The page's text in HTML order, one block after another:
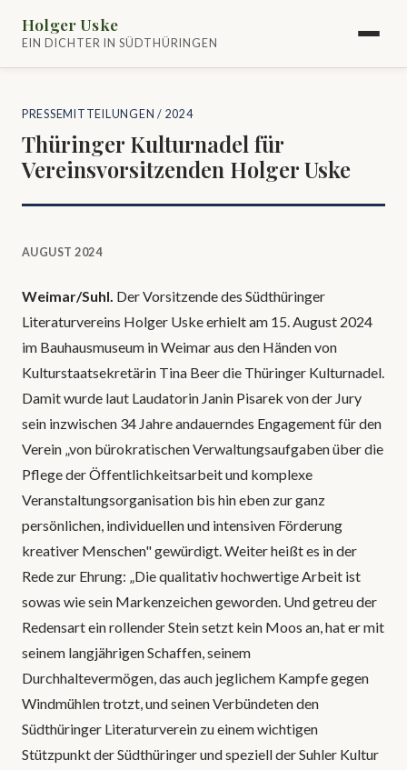
Holger Uske
EIN DICHTER IN SÜDTHÜRINGEN
PRESSEMITTEILUNGEN / 2024
Thüringer Kulturnadel für
Vereinsvorsitzenden Holger Uske
AUGUST 2024
Weimar/Suhl. Der Vorsitzende des Südthüringer
Literaturvereins Holger Uske erhielt am 15. August 2024
im Bauhausmuseum in Weimar aus den Händen von
Kulturstaatsekretärin Tina Beer die Thüringer Kulturnadel.
Damit wurde laut Laudatorin Janin Pisarek von der Jury
sein inzwischen 34 Jahre andauerndes Engagement für den
Verein „von bürokratischen Verwaltungsaufgaben über die
Pflege der Öffentlichkeitsarbeit und komplexe
Veranstaltungsorganisation bis hin eben zur ganz
persönlichen, individuellen und intensiven Förderung
kreativer Menschen" gewürdigt. Weiter heißt es in der
Rede zur Ehrung: „Die qualitativ hochwertige Arbeit ist
sowas wie sein Markenzeichen geworden. Und getreu der
Redensart ein rollender Stein setzt kein Moos an, hat er mit
seinem langjährigen Schaffen, seinem
Durchhaltevermögen, das auch jeglichem Kampfe gegen
Windmühlen trotzt, und seinen Verbündeten den
Südthüringer Literaturverein zu einem wichtigen
Stützpunkt der Südthüringer und speziell der Suhler Kultur